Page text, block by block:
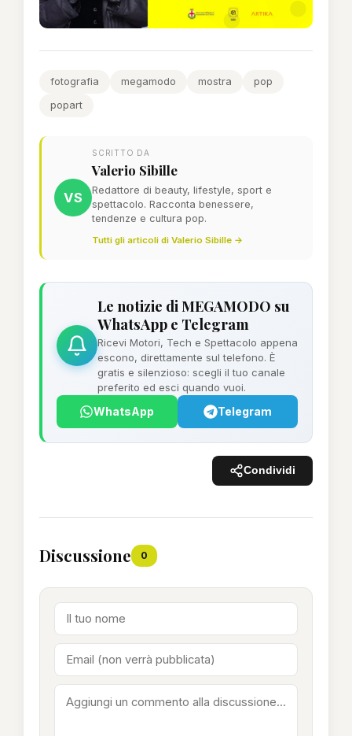
fotografia megamodo mostra
pop
popart
VS
SCRITTO DA
Valerio Sibille
Redattore di beauty, lifestyle, sport e
spettacolo. Racconta benessere,
tendenze e cultura pop.
Tutti gli articoli di Valerio Sibille →
Le notizie di MEGAMODO su
WhatsApp e Telegram
Ricevi Motori, Tech e Spettacolo appena
escono, direttamente sul telefono. È
gratis e silenzioso: scegli il tuo canale
preferito ed esci quando vuoi.
WhatsApp Telegram
Condividi
Discussione 0